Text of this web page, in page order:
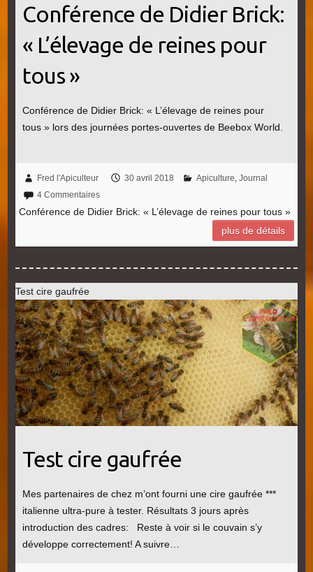
Conférence de Didier Brick:
« L’élevage de reines pour
tous »
Conférence de Didier Brick: « L’élevage de reines pour
tous » lors des journées portes-ouvertes de Beebox World.
Fred l'Apiculteur 30 avril 2018 Apiculture Journal
4 Commentaires
Conférence de Didier Brick: « L’élevage de reines pour tous »
plus de détails
Test cire gaufrée
Test cire gaufrée
Mes partenaires de chez m’ont fourni une cire gaufrée ***
italienne ultra-pure à tester. Résultats 3 jours après
introduction des cadres: Reste à voir si le couvain s’y
développe correctement! A suivre…